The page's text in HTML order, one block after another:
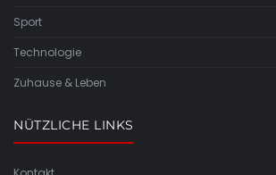
Sport
Technologie
Zuhause & Leben
NÜTZLICHE LINKS